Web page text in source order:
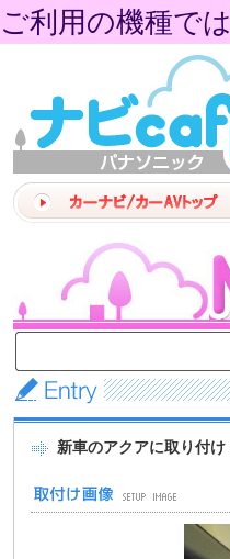
ご利用の機種で
新車のアクアに取り付け